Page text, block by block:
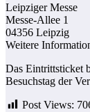
Leipziger Messe
Messe-Allee 1
04356 Leipzig
Weitere
Das Eintrittsticket
Besuchstag der
Post Views: